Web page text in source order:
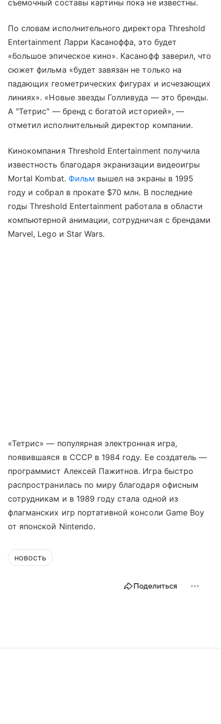
съемочный составы картины пока не известны.
По словам исполнительного директора Threshold
Entertainment Ларри Касаноффа, это будет
«большое эпическое кино». Касанофф заверил, что
сюжет фильма «будет завязан не только на
падающих геометрических фигурах и исчезающих
линиях». «Новые звезды Голливуда — это бренды.
А "Тетрис" — бренд с богатой историей», —
отметил исполнительный директор компании.
Кинокомпания Threshold Entertainment получила
известность благодаря экранизации видеоигры
Mortal Kombat. Фильм вышел на экраны в 1995
году и собрал в прокате $70 млн. В последние
годы Threshold Entertainment работала в области
компьютерной анимации, сотрудничая с брендами
Marvel, Lego и Star Wars.
«Тетрис» — популярная электронная игра,
появившаяся в СССР в 1984 году. Ее создатель —
программист Алексей Пажитнов. Игра быстро
распространилась по миру благодаря офисным
сотрудникам и в 1989 году стала одной из
флагманских игр портативной консоли Game Boy
от японской Nintendo.
новость
Поделиться